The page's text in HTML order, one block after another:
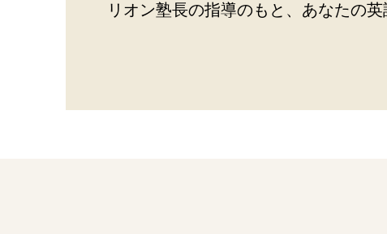
リオン塾長の指導のもと、あなたの